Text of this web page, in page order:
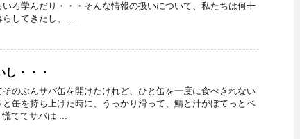
ろ学んだり・・・そんな情報の扱いについて、私たちは何十
してきたし、 ...
・・・
のぶんサバ缶を開けたけれど、ひと缶を一度に食べきれない
缶を持ち上げた時に、うっかり滑って、鯖と汁がぼてっとベ
ててサバは ...